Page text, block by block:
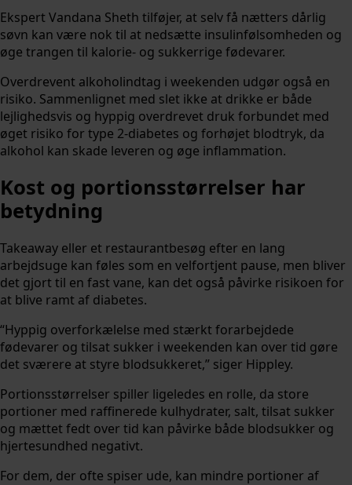
Ekspert Vandana Sheth tilføjer, at selv få nætters dårlig
søvn kan være nok til at nedsætte insulinfølsomheden og
øge trangen til kalorie- og sukkerrige fødevarer.
Overdrevent alkoholindtag i weekenden udgør også en
risiko. Sammenlignet med slet ikke at drikke er både
lejlighedsvis og hyppig overdrevet druk forbundet med
øget risiko for type 2-diabetes og forhøjet blodtryk, da
alkohol kan skade leveren og øge inflammation.
Kost og portionsstørrelser har
betydning
Takeaway eller et restaurantbesøg efter en lang
arbejdsuge kan føles som en velfortjent pause, men bliver
det gjort til en fast vane, kan det også påvirke risikoen for
at blive ramt af diabetes.
“Hyppig overforkælelse med stærkt forarbejdede
fødevarer og tilsat sukker i weekenden kan over tid gøre
det sværere at styre blodsukkeret,” siger Hippley.
Portionsstørrelser spiller ligeledes en rolle, da store
portioner med raffinerede kulhydrater, salt, tilsat sukker
og mættet fedt over tid kan påvirke både blodsukker og
hjertesundhed negativt.
For dem, der ofte spiser ude, kan mindre portioner af